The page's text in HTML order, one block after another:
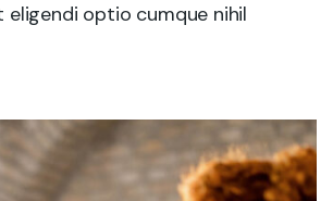
eligendi optio cumque nihil